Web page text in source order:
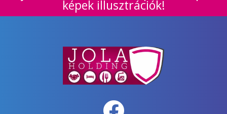
képek illusztrációk!